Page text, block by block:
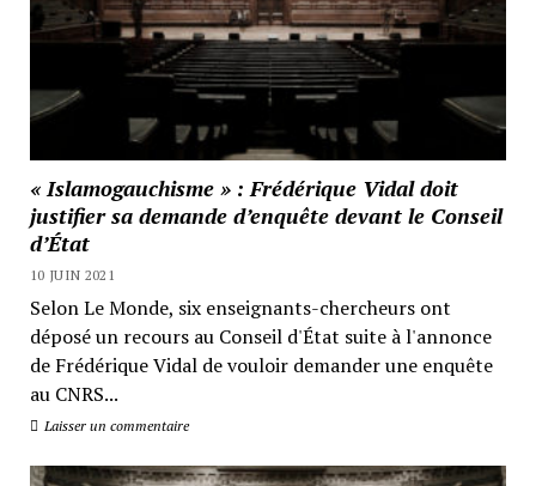
« Islamogauchisme » : Frédérique Vidal doit
justifier sa demande d’enquête devant le Conseil
d’État
10 JUIN 2021
Selon Le Monde, six enseignants-chercheurs ont
déposé un recours au Conseil d'État suite à l'annonce
de Frédérique Vidal de vouloir demander une enquête
au CNRS...
Laisser un commentaire